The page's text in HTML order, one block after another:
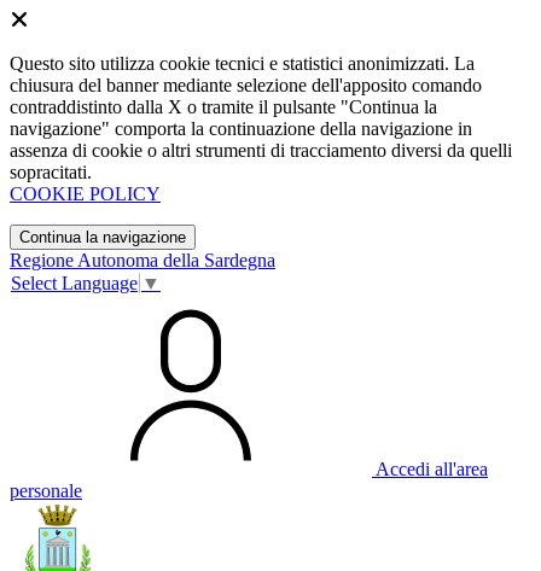
Questo sito utilizza cookie tecnici e statistici anonimizzati. La
chiusura del banner mediante selezione dell'apposito comando
contraddistinto dalla X o tramite il pulsante "Continua la
navigazione" comporta la continuazione della navigazione in
assenza di cookie o altri strumenti di tracciamento diversi da quelli
sopracitati.
COOKIE POLICY
Continua la navigazione
Regione Autonoma della Sardegna
Select Language ▼
Accedi all'area
personale